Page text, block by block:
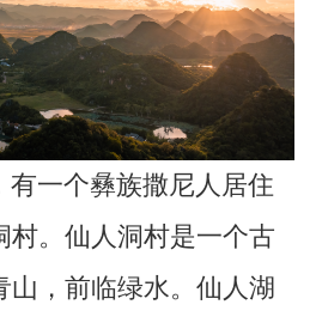
有一个彝族撒尼人居住
。仙人洞村是一个古
山，前临绿水。仙人湖